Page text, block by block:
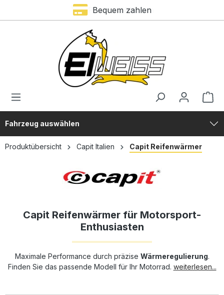
Bequem zahlen
Fahrzeug auswählen
Produktübersicht Capit Italien Capit Reifenwärmer
Capit Reifenwärmer für Motorsport-
Enthusiasten
Maximale Performance durch präzise Wärmeregulierung.
Finden Sie das passende Modell für Ihr Motorrad. weiterlesen...